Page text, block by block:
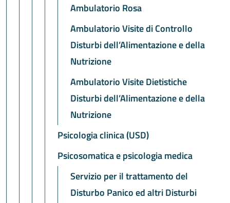
Ambulatorio Rosa
Ambulatorio Visite di Controllo
Disturbi dell’Alimentazione e della
Nutrizione
Ambulatorio Visite Dietistiche
Disturbi dell’Alimentazione e della
Nutrizione
Psicologia clinica (USD)
Psicosomatica e psicologia medica
Servizio per il trattamento del
Disturbo Panico ed altri Disturbi